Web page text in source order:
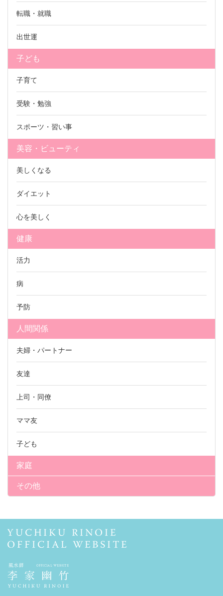
転職・就職
出世運
子ども
子育て
受験・勉強
スポーツ・習い事
美容・ビューティ
美しくなる
ダイエット
心を美しく
健康
活力
病
予防
人間関係
夫婦・パートナー
友達
上司・同僚
ママ友
子ども
家庭
その他